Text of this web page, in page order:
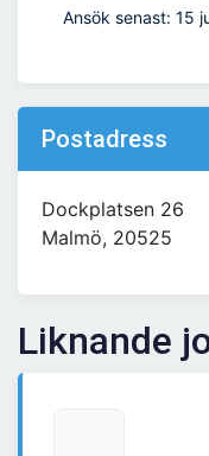
Ansök senast: 15
Postadress
Dockplatsen 26
Malmö, 20525
Liknande